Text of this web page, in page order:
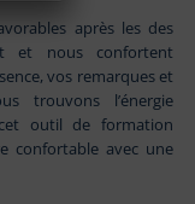
après les des
et nous confortent
vos remarques et
trouvons l’énergie
outil de formation
confortable avec une